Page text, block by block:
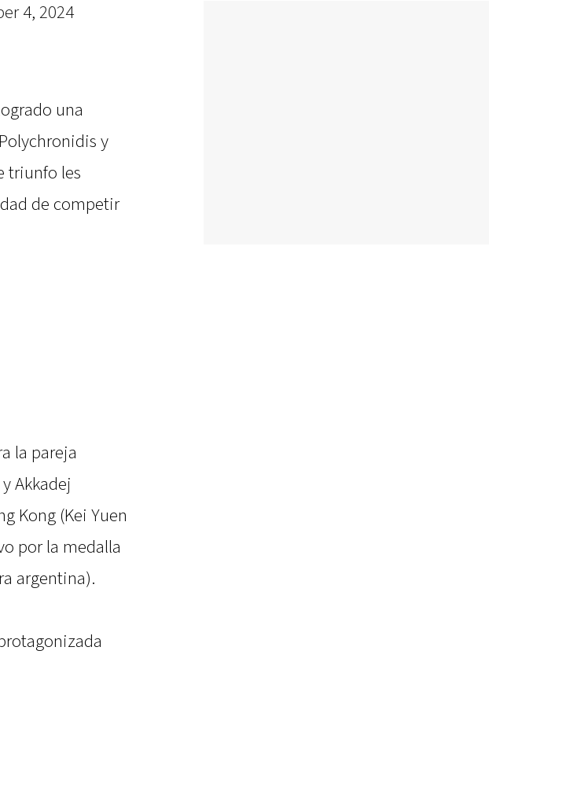
4, 2024
una
y
triunfo les
de competir
la pareja
Akkadej
Kong (Kei Yuen
por la medalla
argentina).